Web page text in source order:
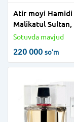
Atir moyi Hamidi
Malikatul Sultan,
Sotuvda mavjud
220 000 so'm